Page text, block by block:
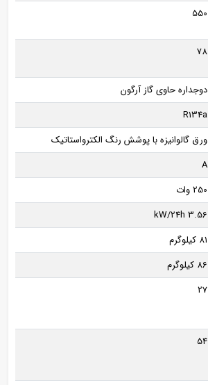
550
78
دوجداره حاوی گاز آرگون
R134a
ورق گالوانیزه با پوشش رنگ الکترواستاتیک
A
250 وات
3.56 kW/24h
81 کیلوگرم
86 کیلوگرم
27
54